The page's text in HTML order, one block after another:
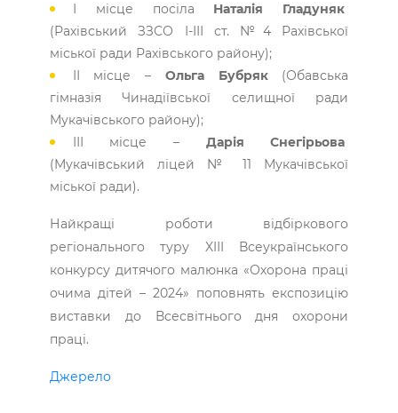
І місце посіла Наталія Гладуняк
(Рахівський ЗЗСО І-ІІІ ст. №4 Рахівської
міської ради Рахівського району);
ІІ місце – Ольга Бубряк(Обавська
гімназія Чинадіївської селищної ради
Мукачівського району);
ІІІ місце – Дарія Снегірьова
(Мукачівський ліцей № 11 Мукачівської
міської ради).
Найкращі роботи відбіркового
регіонального туру XIІI Всеукраїнського
конкурсу дитячого малюнка «Охорона праці
очима дітей – 2024» поповнять експозицію
виставки до Всесвітнього дня охорони
праці.
Джерело